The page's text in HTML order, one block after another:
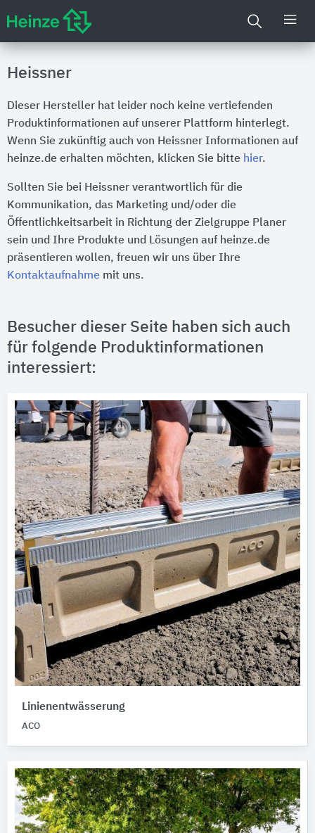
Heissner
Dieser Hersteller hat leider noch keine vertiefenden
Produktinformationen auf unserer Plattform hinterlegt.
Wenn Sie zukünftig auch von Heissner Informationen auf
heinze.de erhalten möchten, klicken Sie bitte hier.
Sollten Sie bei Heissner verantwortlich für die
Kommunikation, das Marketing und/oder die
Öffentlichkeitsarbeit in Richtung der Zielgruppe Planer
sein und Ihre Produkte und Lösungen auf heinze.de
präsentieren wollen, freuen wir uns über Ihre
Kontaktaufnahme mit uns.
Besucher dieser Seite haben sich auch
für folgende Produktinformationen
interessiert:
Linienentwässerung
ACO